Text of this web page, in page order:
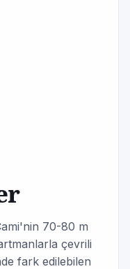
70-80 m
çevrili
fark edilebilen